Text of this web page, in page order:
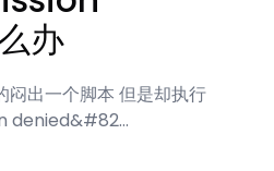
办
闷出一个脚本 但是却执行
denied&#82…